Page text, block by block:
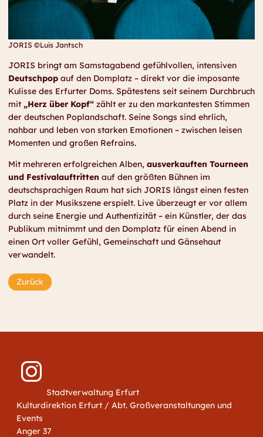
JORIS ©Luis Jantsch
JORIS bringt am Samstagabend gefühlvollen, intensiven
Deutschpop auf den Domplatz – direkt vor die imposante
Kulisse des Erfurter Doms. Spätestens seit seinem Durchbruch
mit „Herz über Kopf“ zählt er zu den markantesten Stimmen
der deutschen Poplandschaft. Seine Songs sind ehrlich,
nahbar und leben von starken Emotionen – zwischen leisen
Momenten und großen Refrains.
Mit mehreren erfolgreichen Alben, ausverkauften Tourneen
und Festivalauftritten auf den größten Bühnen im
deutschsprachigen Raum hat sich JORIS längst einen festen
Platz in der Musikszene erspielt. Live überzeugt er vor allem
durch seine Energie und Authentizität – ein Künstler, der das
Publikum mitnimmt und den Domplatz für einen Abend in
einen Ort voller Gefühl, Gemeinschaft und Gänsehaut
verwandelt.
Zurück
Stadtverwaltung Erfurt
Kulturdirektion Erfurt / Abt. Großveranstaltungen und
Events
Anger 37